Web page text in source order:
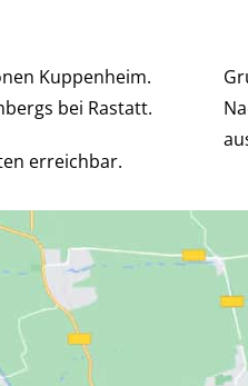
Kuppenheim.
bei Rastatt.
erreichbar.